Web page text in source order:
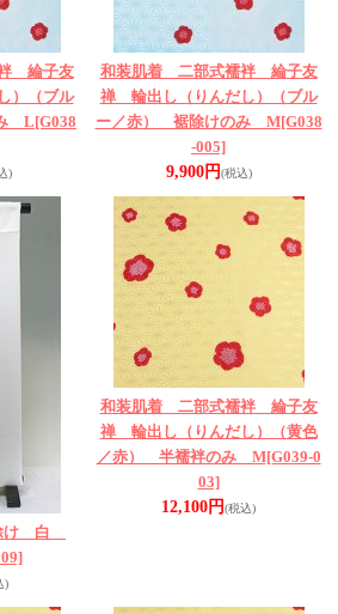
綸子友
）（ブル
L[G038
)
和装肌着 二部式襦袢 綸子友
禅 輪出し（りんだし）（ブル
ー／赤） 裾除けのみ M[G038
-005]
9,900円(税込)
け 白
)
和装肌着 二部式襦袢 綸子友
禅 輪出し（りんだし）（黄色
／赤） 半襦袢のみ M[G039-0
03]
12,100円(税込)